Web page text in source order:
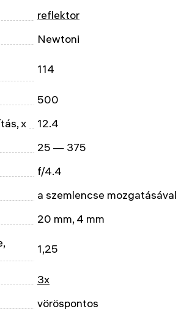
reflektor
Newtoni
114
500
x
12.4
25 — 375
f/4.4
a szemlencse mozgatásával
20 mm, 4 mm
1,25
3x
vöröspontos